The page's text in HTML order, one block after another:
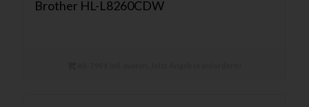
Brother HL-L8260CDW